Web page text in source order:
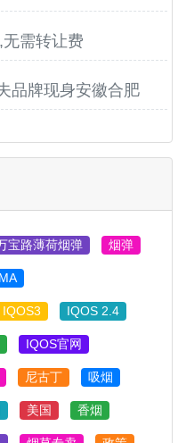
需转让费
品牌现身安徽合肥
宝路薄荷烟弹 烟弹
IQOS3 IQOS 2.4
IQOS官网
尼古丁 吸烟
美国 香烟